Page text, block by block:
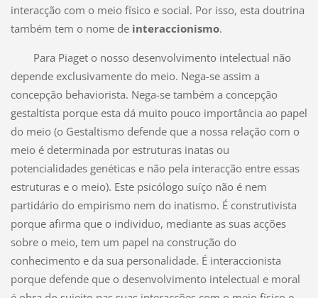
interacção com o meio físico e social. Por isso, esta doutrina
também tem o nome de interaccionismo.
Para Piaget o nosso desenvolvimento intelectual não
depende exclusivamente do meio. Nega-se assim a
concepção behaviorista. Nega-se também a concepção
gestaltista porque esta dá muito pouco importância ao papel
do meio (o Gestaltismo defende que a nossa relação com o
meio é determinada por estruturas inatas ou
potencialidades genéticas e não pela interacção entre essas
estruturas e o meio). Este psicólogo suíço não é nem
partidário do empirismo nem do inatismo. É construtivista
porque afirma que o individuo, mediante as suas acções
sobre o meio, tem um papel na construção do
conhecimento e da sua personalidade. É interaccionista
porque defende que o desenvolvimento intelectual e moral